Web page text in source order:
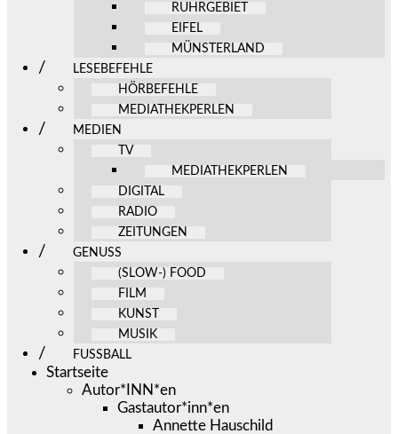
RUHRGEBIET
EIFEL
MÜNSTERLAND
LESEBEFEHLE
HÖRBEFEHLE
MEDIATHEKPERLEN
MEDIEN
TV
MEDIATHEKPERLEN
DIGITAL
RADIO
ZEITUNGEN
GENUSS
(SLOW-) FOOD
FILM
KUNST
MUSIK
FUSSBALL
Startseite
Autor*INN*en
Gastautor*inn*en
Annette Hauschild